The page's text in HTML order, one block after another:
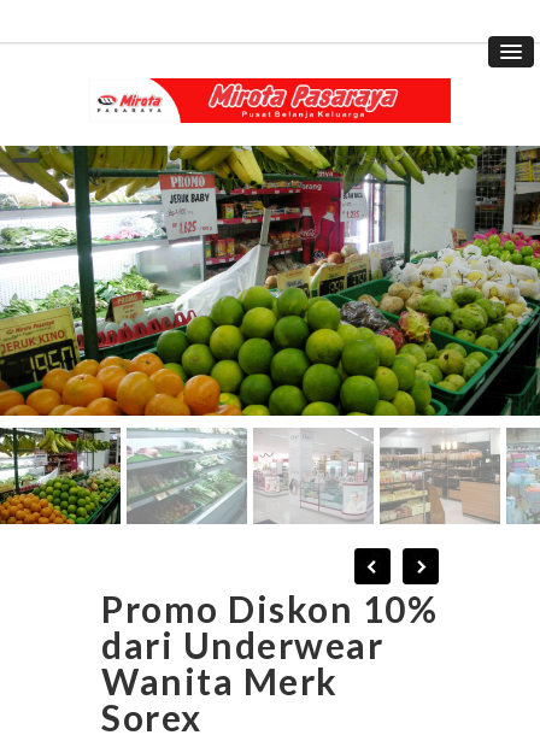
Promo Diskon 10%
dari Underwear
Wanita Merk
Sorex